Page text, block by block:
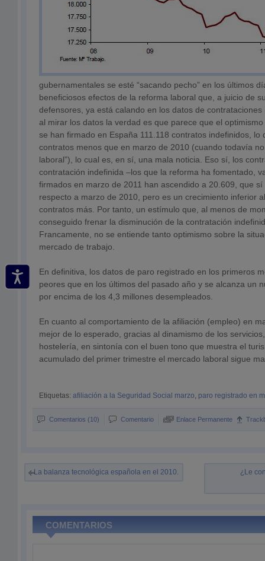
gubernamentales se esté “sacando pecho” en los últimos
beneficiosos efectos de la reforma laboral que, a juicio de
defensores, ya está calando en los datos de
al mirar los datos la verdad es que parece que el
se han firmado en España 111.118 contratos indefinidos, lo
contratos menos que en marzo de 2010 (cuando todavía
laboral”), lo cual es, en sí, una mala noticia. Eso sí, los
contratación indefinida –los que la reforma ha fomentado,
firmados en marzo de 2011 han ascendido a 20.609, que
respecto a marzo de 2010, pero es un crecimiento inferior
contratos más. Por tanto, un estímulo que, al menos de
conseguido frenar la disminución de la contratación
Francamente, no se entiende tanto optimismo sobre la
mercado de trabajo.
En definitiva, los datos de paro registrado en los primeros
peores que en los últimos del pasado año y se alcanza un
por encima de los 4,3 millones desempleados.
En cuanto al comportamiento de la afiliación (empleo) en
mejor de lo esperado, gracias al dinamismo de los
hostelería, en sintonía con el buen tono que muestra el
acumulado del primer trimestre el mercado laboral sigue
Etiquetas: afiliación a la Seguridad Social marzo, paro registrado en
Comentarios (10) Comentario Enlace Permanente
La balanza tecnológica española en el 2010. ¿Le
COMENTARIOS